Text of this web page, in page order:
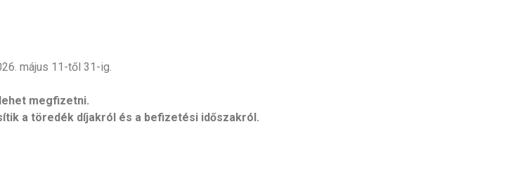
május 11-től 31-ig.
megfizetni.
a töredék díjakról és a befizetési időszakról.